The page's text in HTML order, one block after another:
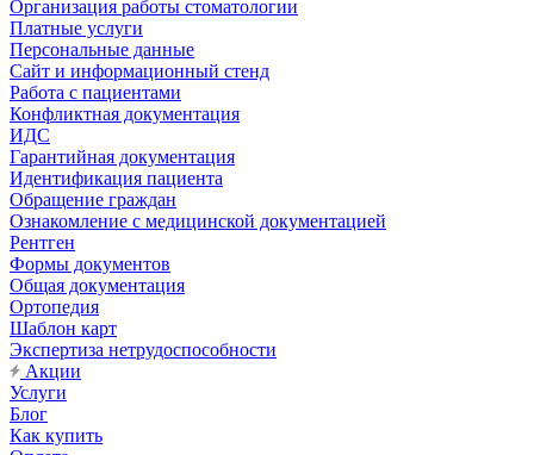
Организация работы стоматологии
Платные услуги
Персональные данные
Сайт и информационный стенд
Работа с пациентами
Конфликтная документация
ИДС
Гарантийная документация
Идентификация пациента
Обращение граждан
Ознакомление с медицинской документацией
Рентген
Формы документов
Общая документация
Ортопедия
Шаблон карт
Экспертиза нетрудоспособности
Акции
Услуги
Блог
Как купить